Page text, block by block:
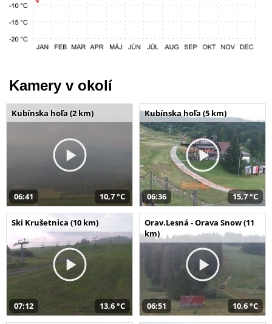
Kamery v okolí
Kubínska hoľa (2 km)
06:41 10,7 °C
Kubínska hoľa (5 km)
06:36 15,7 °C
Ski Krušetnica (10 km)
07:12 13,6 °C
Orav.Lesná - Orava Snow (11
km)
06:51 10,6 °C